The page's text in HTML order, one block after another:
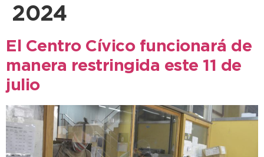
2024
El Centro Cívico funcionará de
manera restringida este 11 de
julio